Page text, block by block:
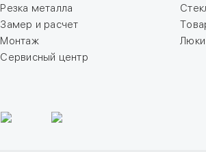
Резка металла
Замер и расчет
Монтаж
Сервисный центр
Люки